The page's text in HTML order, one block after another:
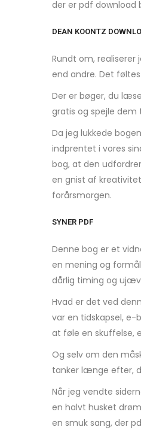
der er pdf
DEAN KOONTZ
Rundt om,
end andre. Det
Der er bøger, du
gratis og spejle dem
Da jeg lukkede
indprentet i vores
bog, at den
en gnist af
forårsmorgen.
SYNER PDF
Denne bog er et
en mening og
dårlig timing og
Hvad er det ved
var en tidskapsel, e-
at føle en skuffelse,
Og selv om den
tanker længe efter,
Når jeg vendte
en halvt husket
en smuk sang, der